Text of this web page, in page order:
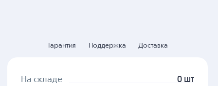
Гарантия Поддержка Доставка
На складе 0 шт